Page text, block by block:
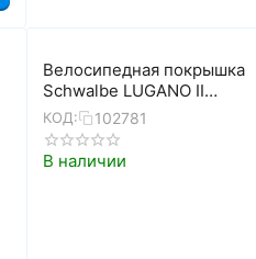
Велосипедная покрышка
Schwalbe LUGANO II
700x28C (28-622), K-
Guard, 50TPI, складная
(черный)
КОД: 102781
В наличии